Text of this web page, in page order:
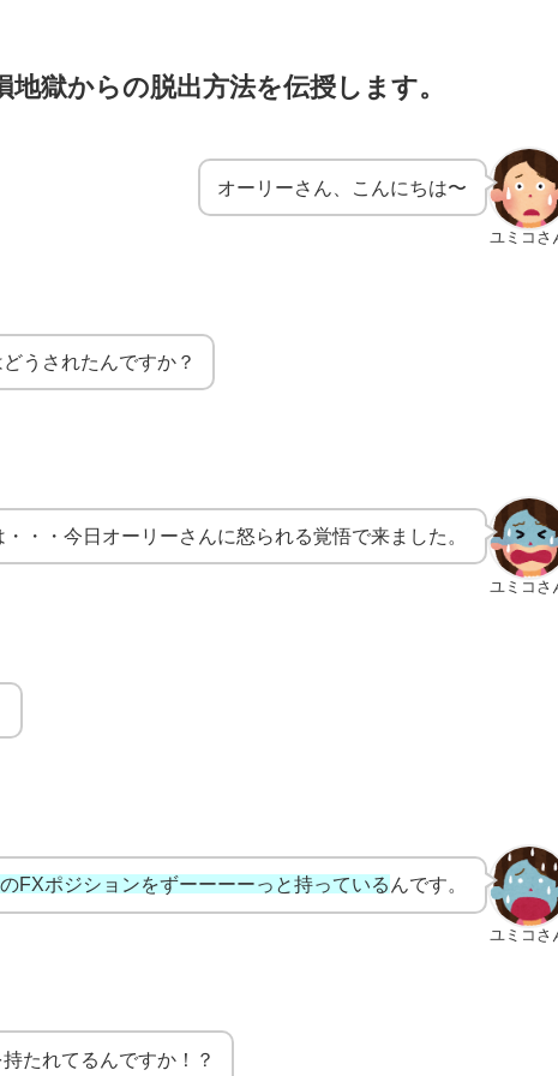
獄からの脱出方法を伝授します。
ユミコさ
オーリーさん、こんにちは〜
うされたんですか？
ユミコさ
・・・今日オーリーさんに怒られる覚悟で来ました。
ユミコさ
FXポジションをずーーーーっと持っている んです。
たれてるんですか！？